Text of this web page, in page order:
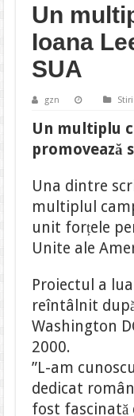
Un
Ioana
SUA
gzn Stiri
Un multiplu
promovează
Una dintre
multiplul
unit forțele
Unite ale
Proiectul a
reîntâlnit
Washington
2000.
”L-am
dedicat
fost fascinată